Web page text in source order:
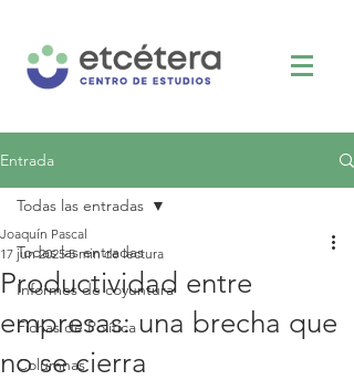
Entrada
Todas las entradas
Informes de coyuntura
Fichas de Política
Columnas
Todas las entradas
Productividad entre
empresas: una brecha que
no se cierra
Joaquín Pascal
17 jun 2025 5 min de lectura